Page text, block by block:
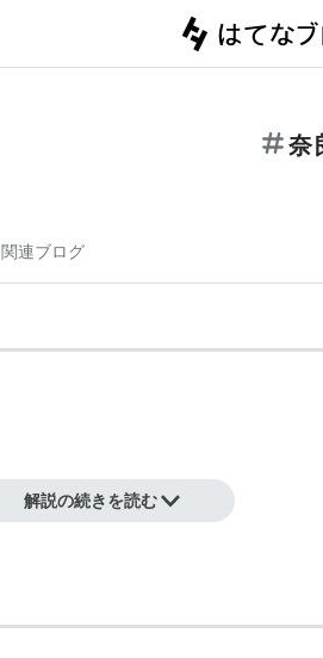
奈
関連ブログ
解説の続きを読む